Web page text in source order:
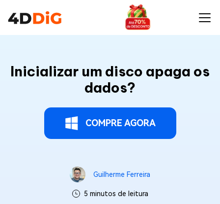
Inicializar um disco apaga os
dados?
COMPRE AGORA
Guilherme Ferreira
5 minutos de leitura